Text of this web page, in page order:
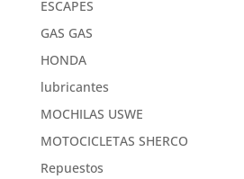
ESCAPES
GAS GAS
HONDA
lubricantes
MOCHILAS USWE
MOTOCICLETAS SHERCO
Repuestos